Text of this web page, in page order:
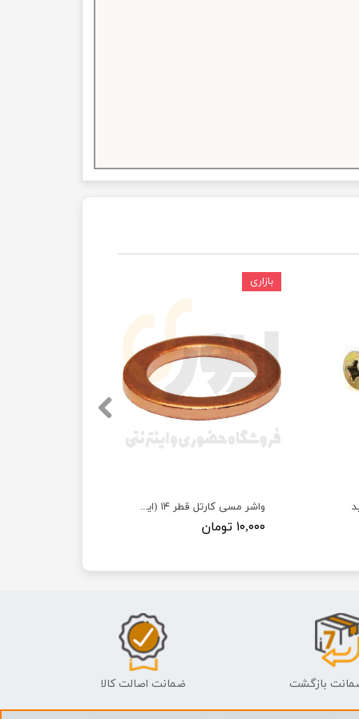
واشر مسی کارتل قطر ۱۴ (ایرانخودرویی)
۱۰,۰۰۰ تومان
بازاری
ضمانت اصالت کالا